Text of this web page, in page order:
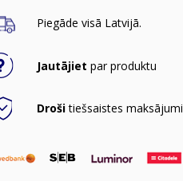
Piegāde visā Latvijā.
Jautājiet par produktu
Drošitiešsaistes maksājumi